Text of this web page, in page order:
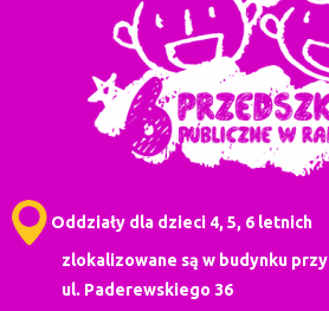
Oddziały dla dzieci 4, 5, 6 letnich
zlokalizowane są w budynku przy
ul. Paderewskiego 36